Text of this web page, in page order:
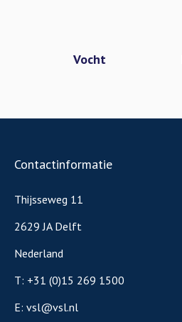
Vocht
Contactinformatie
Thijsseweg 11
2629 JA Delft
Nederland
T: +31 (0)15 269 1500
E: vsl@vsl.nl